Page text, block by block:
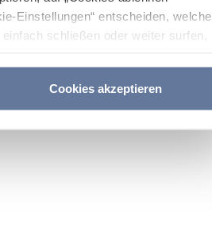
Einstellungen“ entscheiden, welche
schließen oder weiter surfen,
Cookies akzeptieren